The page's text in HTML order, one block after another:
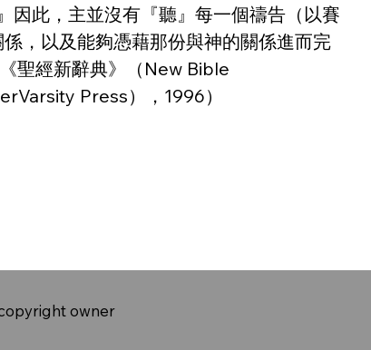
此，主並沒有『聽』每一個禱告（以賽
，以及能夠憑藉那份與神的關係進而完
聖經新辭典》（New Bible
Press），1996）
owner